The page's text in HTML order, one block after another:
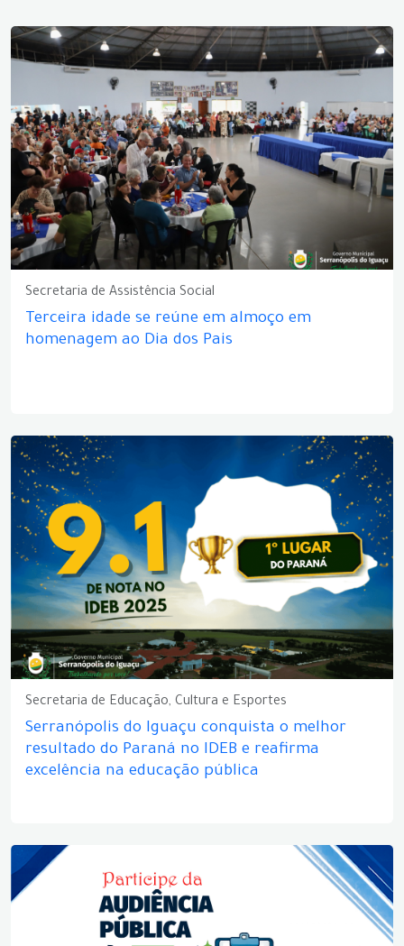
Secretaria de Assistência Social
Terceira idade se reúne em almoço em
homenagem ao Dia dos Pais
Secretaria de Educação, Cultura e Esportes
Serranópolis do Iguaçu conquista o melhor
resultado do Paraná no IDEB e reafirma
excelência na educação pública